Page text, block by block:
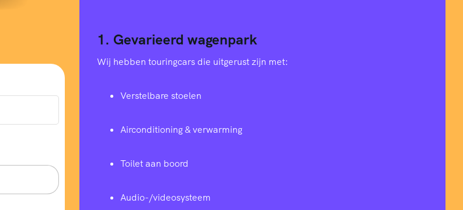
1. Gevarieerd wagenpark
Wij hebben touringcars die uitgerust zijn met:
Verstelbare stoelen
Airconditioning & verwarming
Toilet aan boord
Audio-/videosysteem